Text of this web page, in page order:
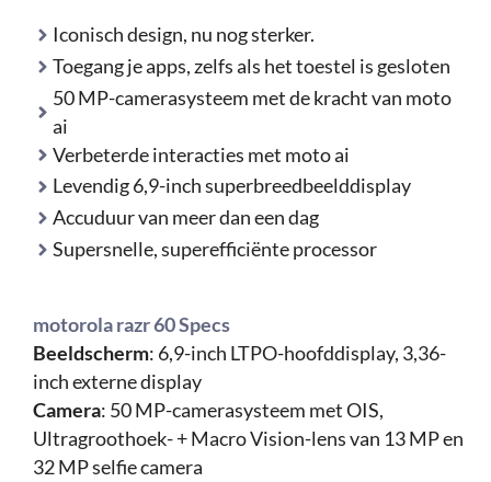
Iconisch design, nu nog sterker.
Toegang je apps, zelfs als het toestel is gesloten
50 MP-camerasysteem met de kracht van moto
ai
Verbeterde interacties met moto ai
Levendig 6,9-inch superbreedbeelddisplay
Accuduur van meer dan een dag
Supersnelle, superefficiënte processor
motorola razr 60 Specs
Beeldscherm: 6,9-inch LTPO-hoofddisplay, 3,36-
inch externe display
Camera: 50 MP-camerasysteem met OIS,
Ultragroothoek- + Macro Vision-lens van 13 MP en
32 MP selfie camera